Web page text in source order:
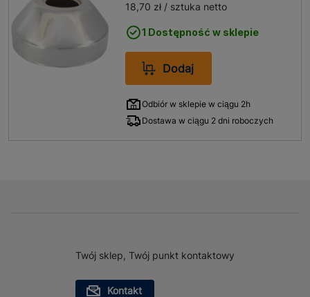
18,70 zł / sztuka netto
1 Dostępność w sklepie
Dodaj
Odbiór w sklepie w ciągu 2h
Dostawa w ciągu 2 dni roboczych
Twój sklep, Twój punkt kontaktowy
Kontakt